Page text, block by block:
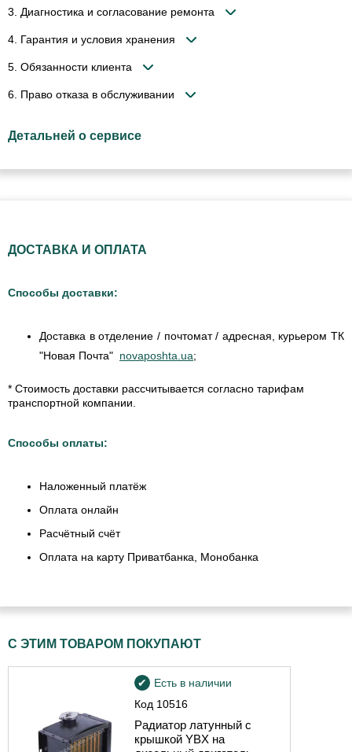
3. Диагностика и согласование ремонта
4. Гарантия и условия хранения
5. Обязанности клиента
6. Право отказа в обслуживании
Детальней о сервисе
ДОСТАВКА И ОПЛАТА
Способы доставки:
Доставка в отделение / почтомат / адресная, курьером ТК
"Новая Почта" novaposhta.ua;
* Стоимость доставки рассчитывается согласно тарифам
транспортной компании.
Способы оплаты:
Наложенный платёж
Оплата онлайн
Расчётный счёт
Оплата на карту Приватбанка, Монобанка
С ЭТИМ ТОВАРОМ ПОКУПАЮТ
Код 10516
Есть в наличии
Радиатор латунный с
крышкой YBX на